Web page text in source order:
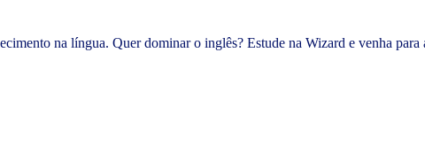
na língua. Quer dominar o inglês? Estude na Wizard e venha